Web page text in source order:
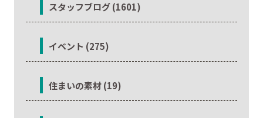
スタッフブログ (1601)
イベント (275)
住まいの素材 (19)